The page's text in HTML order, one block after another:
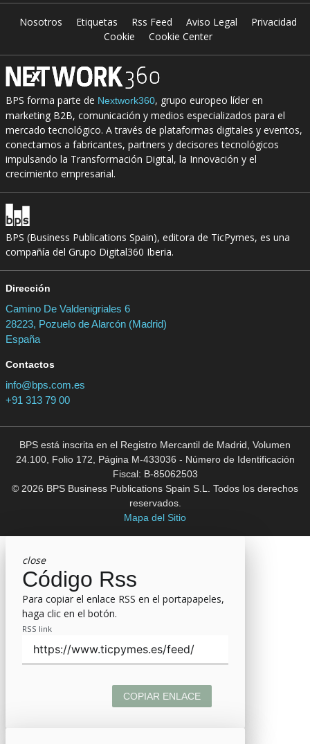
Nosotros Etiquetas Rss Feed Aviso Legal
Privacidad
Cookie
Cookie Center
BPS forma parte de Nextwork360, grupo europeo líder en
marketing B2B, comunicación y medios especializados para el
mercado tecnológico. A través de plataformas digitales y eventos,
conectamos a fabricantes, partners y decisores tecnológicos
impulsando la Transformación Digital, la Innovación y el
crecimiento empresarial.
BPS (Business Publications Spain), editora de TicPymes, es una
compañía del Grupo Digital360 Iberia.
Dirección
Camino De Valdenigriales 6
28223, Pozuelo de Alarcón (Madrid)
España
Contactos
info@bps.com.es
+91 313 79 00
BPS está inscrita en el Registro Mercantil de Madrid, Volumen
24.100, Folio 172, Página M-433036 - Número de Identificación
Fiscal: B-85062503
© 2026 BPS Business Publications Spain S.L. Todos los derechos
reservados.
Mapa del Sitio
close
Código Rss
Para copiar el enlace RSS en el portapapeles,
haga clic en el botón.
RSS link
COPIAR ENLACE